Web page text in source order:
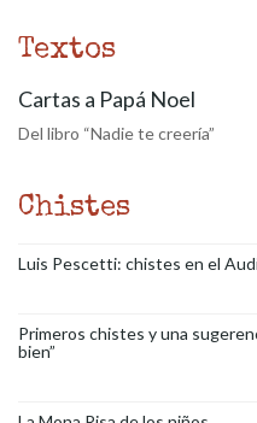
Textos
Cartas a Papá Noel
Del libro “Nadie te creería”
Chistes
Luis Pescetti: chistes en el
Primeros chistes y una
bien”